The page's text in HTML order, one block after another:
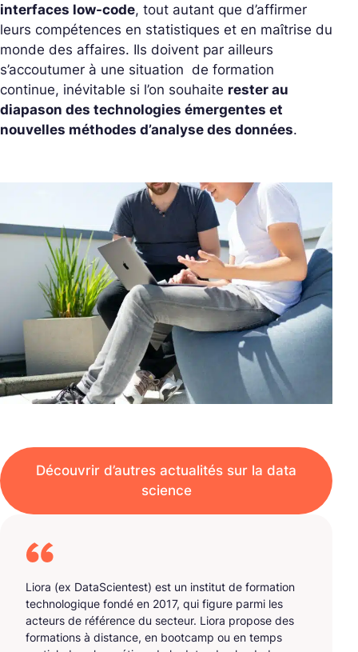
interfaces low-code, tout autant que d’affirmer
leurs compétences en statistiques et en maîtrise du
monde des affaires. Ils doivent par ailleurs
s’accoutumer à une situation de formation
continue, inévitable si l’on souhaite rester au
diapason des technologies émergentes et
nouvelles méthodes d’analyse des données.
Découvrir d’autres actualités sur la data
science
Liora (ex DataScientest) est un institut de formation
technologique fondé en 2017, qui figure parmi les
acteurs de référence du secteur. Liora propose des
formations à distance, en bootcamp ou en temps